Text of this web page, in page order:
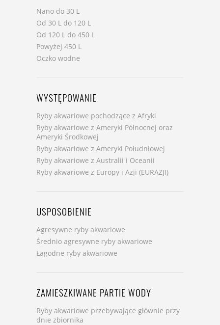
Nano do 30 L
Od 30 L do 120 L
Od 120 L do 450 L
Powyżej 450 L
Oczko wodne
WYSTĘPOWANIE
Ryby akwariowe pochodzące z Afryki
Ryby akwariowe z Ameryki Północnej oraz
Ameryki Środkowej
Ryby akwariowe z Ameryki Południowej
Ryby akwariowe z Australii i Oceanii
Ryby akwariowe z Europy i Azji (EURAZJI)
USPOSOBIENIE
Agresywne ryby akwariowe
Średnio agresywne ryby akwariowe
Łagodne ryby akwariowe
ZAMIESZKIWANE PARTIE WODY
Ryby akwariowe przebywające głównie przy
dnie zbiornika